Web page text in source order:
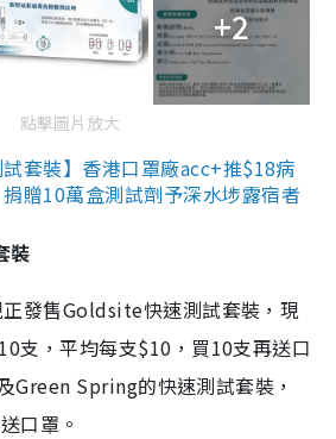
+2
點擊圖片放大
套裝】香港口罩廠acc+推$18病
贈10萬盒測試劑予深水埗露宿者
裝
發售Goldsite快速測試套裝，現
支，平均每支$10，買10支再送口
Green Spring的快速測試套裝，
口罩。